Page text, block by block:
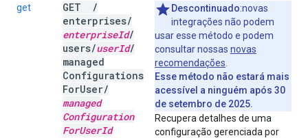
get GET
/
enterprises/
enterpriseId/
users/userId/
managed
Configurations
ForUser/
managed
Configuration
ForUserId
Descontinuado:novas
integrações não podem
usar esse método e podem
consultar nossas novas
recomendações
Esse método não estará mais
acessível a ninguém após 30
de setembro de 2025.
Recupera detalhes de uma
configuração gerenciada por